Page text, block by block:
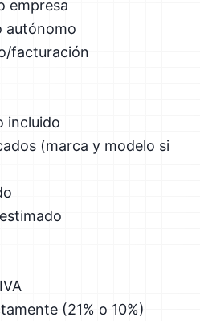
empresa
autónomo
facturación
incluido
(marca y modelo si
(21% o 10%)